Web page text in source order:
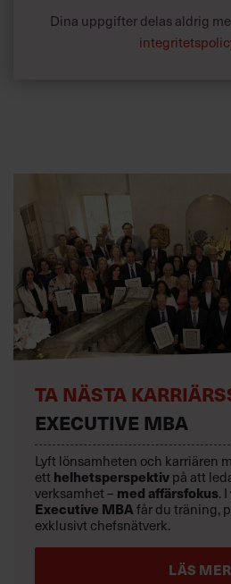
Dina uppgifter delas aldrig
TA NÄSTA
EXECUTIVE MBA
Lyft lönsamheten och karriären
ett helhetsperspektivpå att
verksamhet – med affärsfokus.
Executive MBAfår du träning,
exklusivt chefsnätverk.
LÄS MER